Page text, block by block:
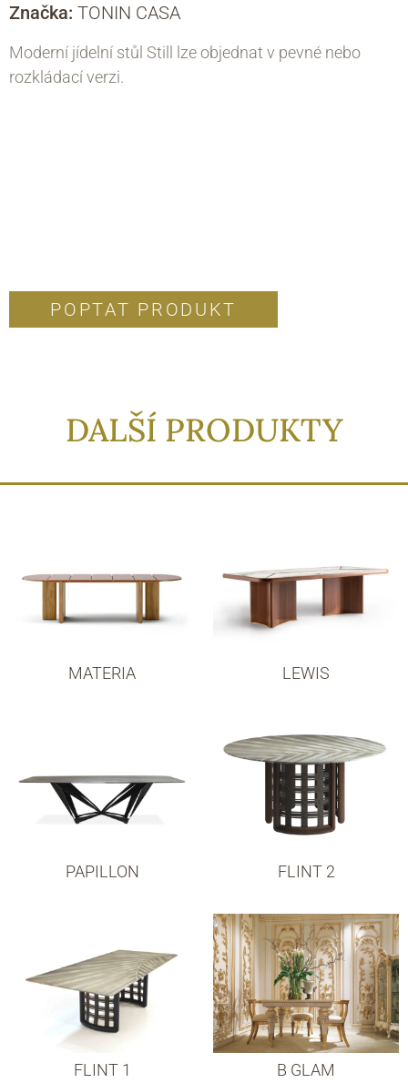
Značka: TONIN CASA
Moderní jídelní stůl Still lze objednat v pevné nebo
rozkládací verzi.
POPTAT PRODUKT
DALŠÍ PRODUKTY
MATERIA LEWIS
PAPILLON FLINT 2
FLINT 1 B GLAM